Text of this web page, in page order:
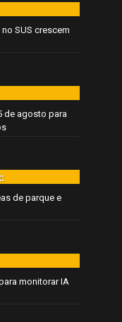
SUS crescem
de agosto para
de parque e
monitorar IA